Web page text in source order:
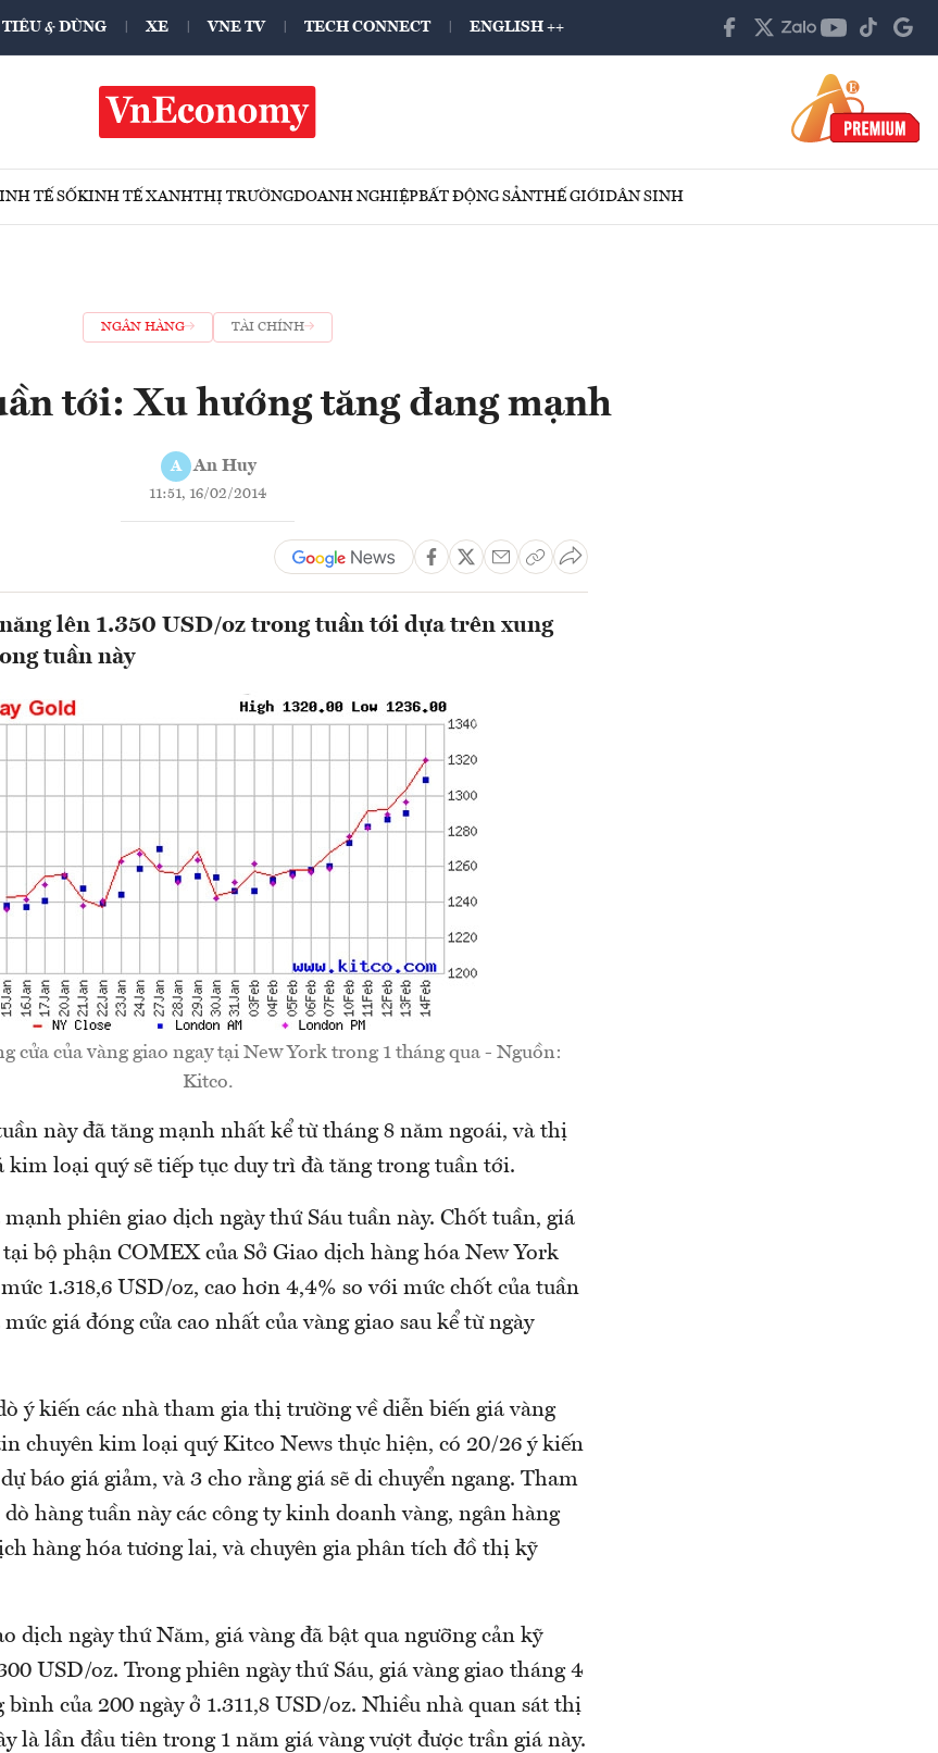
TIÊU & DÙNG XE VNE TV TECH CONNECT ENGLISH ++
TẾ SỐKINH TẾ XANHTHỊ TRƯỜNGDOANH NGHIỆPBẤT ĐỘNG SẢNTHẾ GIỚIDÂN SINH
NGÂN HÀNG TÀI CHÍNH
tới: Xu hướng tăng đang mạnh
A An Huy
11:51, 16/02/2014
lên 1.350 USD/oz trong tuần tới dựa trên xung
tuần này
cửa của vàng giao ngay tại New York trong 1 tháng qua - Nguồn:
Kitco.
này đã tăng mạnh nhất kể từ tháng 8 năm ngoái, và thị
kim loại quý sẽ tiếp tục duy trì đà tăng trong tuần tới.
phiên giao dịch ngày thứ Sáu tuần này. Chốt tuần, giá
bộ phận COMEX của Sở Giao dịch hàng hóa New York
1.318,6 USD/oz, cao hơn 4,4% so với mức chốt của tuần
giá đóng cửa cao nhất của vàng giao sau kể từ ngày
ý kiến các nhà tham gia thị trường về diễn biến giá vàng
chuyên kim loại quý Kitco News thực hiện, có 20/26 ý kiến
báo giá giảm, và 3 cho rằng giá sẽ di chuyển ngang. Tham
hàng tuần này các công ty kinh doanh vàng, ngân hàng
hàng hóa tương lai, và chuyên gia phân tích đồ thị kỹ
dịch ngày thứ Năm, giá vàng đã bật qua ngưỡng cản kỹ
USD/oz. Trong phiên ngày thứ Sáu, giá vàng giao tháng 4
của 200 ngày ở 1.311,8 USD/oz. Nhiều nhà quan sát thị
là lần đầu tiên trong 1 năm giá vàng vượt được trần giá này.